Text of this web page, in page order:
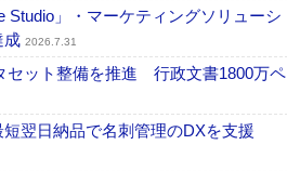
」・マーケティングソリューシ
成 2026.7.31
セット整備を推進 行政文書1800万ペ
翌日納品で名刺管理のDXを支援